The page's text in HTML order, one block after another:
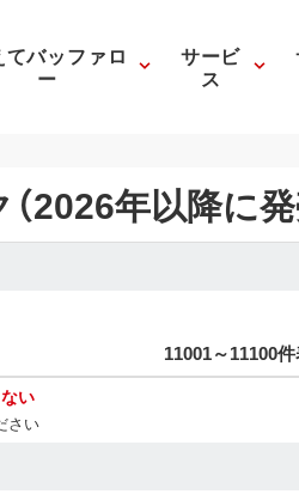
てバッファロ
ー
サービ
ス
2026年以降に
11001～11100
い
さい